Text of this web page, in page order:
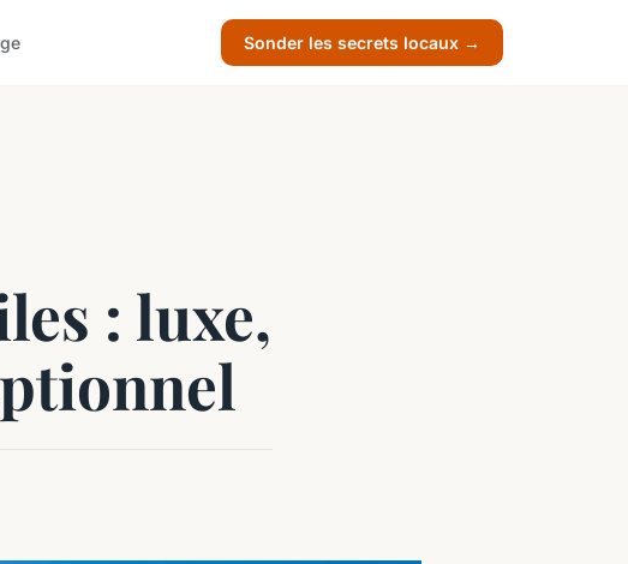
Sonder les secrets locaux →
: luxe,